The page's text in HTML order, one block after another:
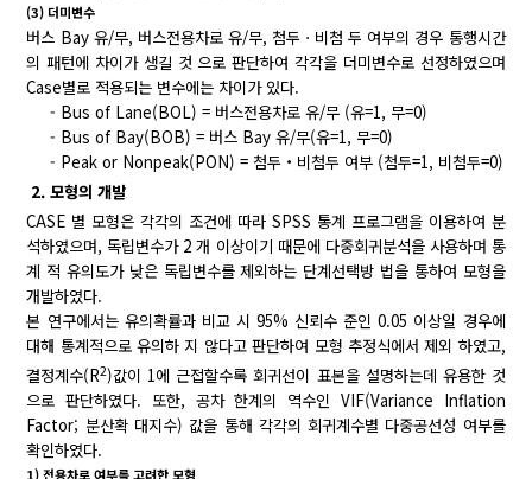
(3) 더미변수
버스 Bay 유/무, 버스전용차로 유/무, 첨두ㆍ비첨 두 여부의 경우 통행시간
의 패턴에 차이가 생길 것 으로 판단하여 각각을 더미변수로 선정하였으며
Case별로 적용되는 변수에는 차이가 있다.
- Bus of Lane(BOL) = 버스전용차로 유/무 (유=1, 무=0)
- Bus of Bay(BOB) = 버스 Bay 유/무(유=1, 무=0)
- Peak or Nonpeak(PON) = 첨두・비첨두 여부 (첨두=1, 비첨두=0)
2. 모형의 개발
CASE 별 모형은 각각의 조건에 따라 SPSS 통계 프로그램을 이용하여 분
석하였으며, 독립변수가 2 개 이상이기 때문에 다중회귀분석을 사용하며 통
계 적 유의도가 낮은 독립변수를 제외하는 단계선택방 법을 통하여 모형을
개발하였다.
본 연구에서는 유의확률과 비교 시 95% 신뢰수 준인 0.05 이상일 경우에
대해 통계적으로 유의하 지 않다고 판단하여 모형 추정식에서 제외 하였고,
결정계수(R2)값이 1에 근접할수록 회귀선이 표본을 설명하는데 유용한 것
으로 판단하였다. 또한, 공차 한계의 역수인 VIF(Variance Inflation
Factor; 분산확 대지수) 값을 통해 각각의 회귀계수별 다중공선성 여부를
확인하였다.
1) 전용차로 여부를 고려한 모형